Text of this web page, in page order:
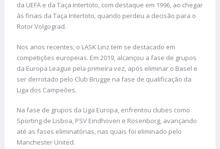
da UEFA e da Taça Intertoto, com destaque em 1996, ao chegar
às finais da Taça Intertoto, quando perdeu a decisão para o
Rotor Volgograd.
Nos anos recentes, o LASK Linz tem se destacado em
competições europeias. Em 2019, alcançou a fase de grupos
da Europa League pela primeira vez, após eliminar o Basel e
ser derrotado pelo Club Brugge na fase de qualificação da
Liga dos Campeões.
Na fase de grupos da Liga Europa, enfrentou clubes como
Sporting de Lisboa, PSV Eindhoven e Rosenborg, avançando
até as fases eliminatórias, nas quais foi eliminado pelo
Manchester United.